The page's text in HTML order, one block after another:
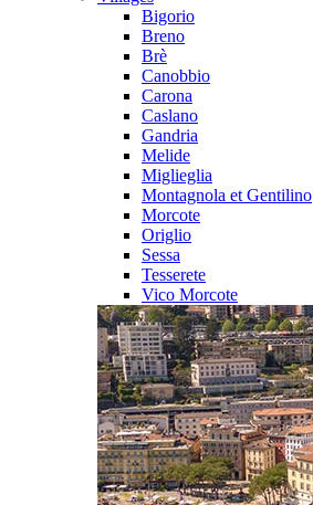
Bigorio
Breno
Brè
Canobbio
Carona
Caslano
Gandria
Melide
Miglieglia
Montagnola et Gentilino
Morcote
Origlio
Sessa
Tesserete
Vico Morcote